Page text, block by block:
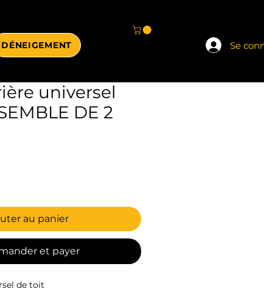
DÉNEIGEMENT Se
universel
DE 2
au panier
et payer
de toit